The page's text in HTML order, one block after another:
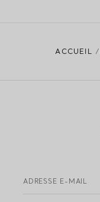
ACCUEIL
ADRESSE E-MAIL